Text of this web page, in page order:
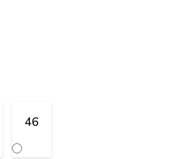
46